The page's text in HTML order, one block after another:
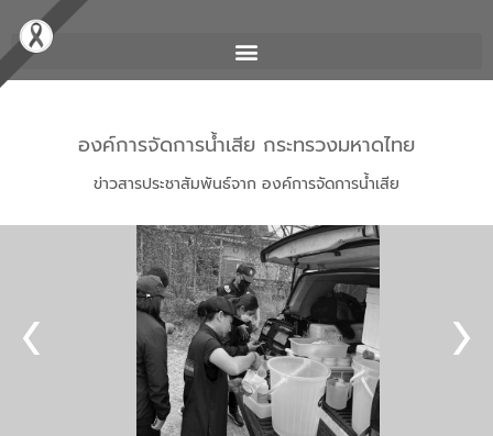
องค์การจัดการน้ำเสีย กระทรวงมหาดไทย
ข่าวสารประชาสัมพันธ์จาก องค์การจัดการน้ำเสีย